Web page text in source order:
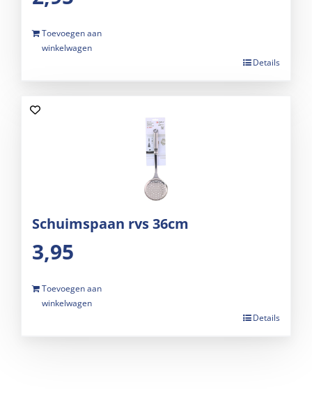
Toevoegen aan
winkelwagen
Details
Schuimspaan rvs 36cm
3,95
Toevoegen aan
winkelwagen
Details